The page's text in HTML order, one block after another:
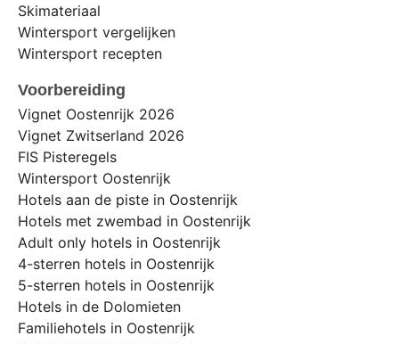
Skimateriaal
Wintersport vergelijken
Wintersport recepten
Voorbereiding
Vignet Oostenrijk 2026
Vignet Zwitserland 2026
FIS Pisteregels
Wintersport Oostenrijk
Hotels aan de piste in Oostenrijk
Hotels met zwembad in Oostenrijk
Adult only hotels in Oostenrijk
4-sterren hotels in Oostenrijk
5-sterren hotels in Oostenrijk
Hotels in de Dolomieten
Familiehotels in Oostenrijk